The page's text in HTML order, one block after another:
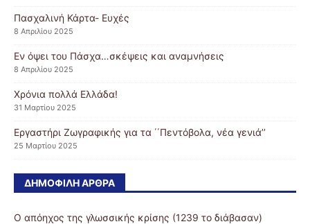
Πασχαλινή Κάρτα- Ευχές
8 Απριλίου 2025
Εν όψει του Πάσχα…σκέψεις και αναμνήσεις
8 Απριλίου 2025
Χρόνια πολλά Ελλάδα!
31 Μαρτίου 2025
Εργαστήρι Ζωγραφικής για τα ΄΄Πεντόβολα, νέα γενιά’’
25 Μαρτίου 2025
ΔΗΜΟΦΙΛΉ ΆΡΘΡΑ
Ο απόηχος της γλωσσικής κρίσης (1239 το διάβασαν)